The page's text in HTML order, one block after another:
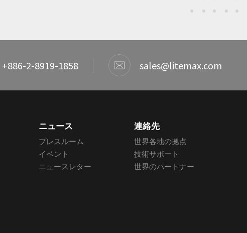
+886-2-8919-1858 sales@litemax.com
ニュース
プレスルーム
イベント
ニュースレター
連絡先
世界各地の拠点
技術サポート
世界のパートナー